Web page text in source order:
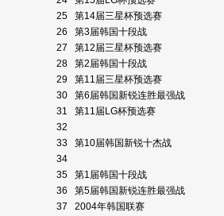
25
第14届三星杯预选赛
26
第3届韩国十段战
27
第12届三星杯预选赛
28
第2届韩国十段战
29
第11届三星杯预选赛
30
第6届韩国新锐连胜最强战
31
第11届LG杯预选赛
32
33
第10届韩国新锐十杰战
34
35
第1届韩国十段战
36
第5届韩国新锐连胜最强战
37
2004年韩国联赛